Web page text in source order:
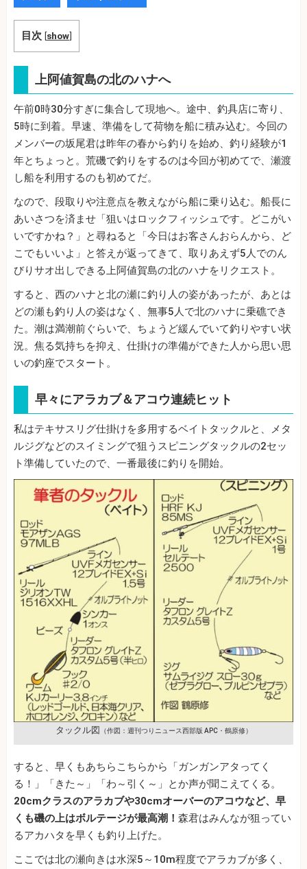
目次 [show]
上阿値賀島の北のハナへ
午前0時30分すぎに集合して現地へ。途中、釣具店に寄り、
5時に到着。早速、準備をして荷物を船に積み込む。今回の
メンバーの坂尾君は昨年の春から釣りを始め、釣り経験が1
年とちょっと。荒磯で釣りをするのは今回が初めてで、瀬渡
し船を利用するのも初めてだ。
なので、段取りや注意点を教えながら船に乗り込む。船長に
あいさつを済ませ「狙いはロックフィッシュです。どこがい
いですかね？」と尋ねると「今日はお客さんおらんから、ど
こでもいいよ」と答えが返ってきて、取りあえず5人でのん
びりサオ出しできる上阿値賀島の北のハナをリクエスト。
すると、西のハナと北の瀬に釣り人の姿があったが、あとは
どの瀬も釣り人の姿はなく、無事5人で北のハナに乗礁でき
た。潮は満潮前ぐらいで、ちょうど緩んでいて釣りやすい状
況。焦る気持ちを抑え、仕掛けの準備ができた人から思い思
いの釣座でスタート。
早々にアラカブ＆アコウ連続ヒット
私はテキサスリグ仕掛けを多用するベイトタックルと、メタ
ルジグなどのスイミングで狙うスピニングタックルの2セッ
ト準備していたので、一番最後に釣りを開始。
タックル図 （作図：週刊つりニュース西部版 APC・鶴原修）
すると、早くもあちらこちらから「ガンガンアタってく
る！」「きた～」「わ～引く～」とか声が聞こえてくる。
20cmクラスのアラカブや30cmオーバーのアコウなど、早
くも磯の上はボルテージが最高潮！ 森君はみんなが狙ってい
るアカハタを早くも釣り上げた。
ここでは北の瀬向きは水深5～10m程度でアラカブが多く、